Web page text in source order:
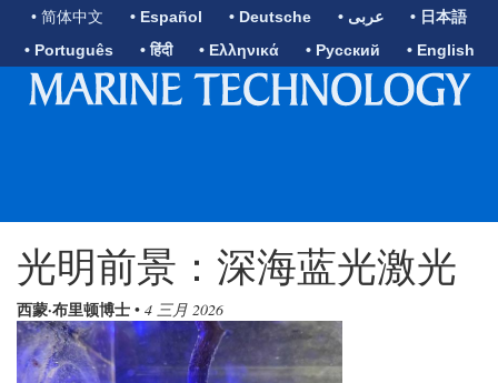
• 简体中文 • Español • Deutsche • عربى
• 日本語
• Português
• हिंदी • Ελληνικά • Русский • English
光明前景：深海蓝光激光
西蒙·布里顿博士 • 4 三月 2026